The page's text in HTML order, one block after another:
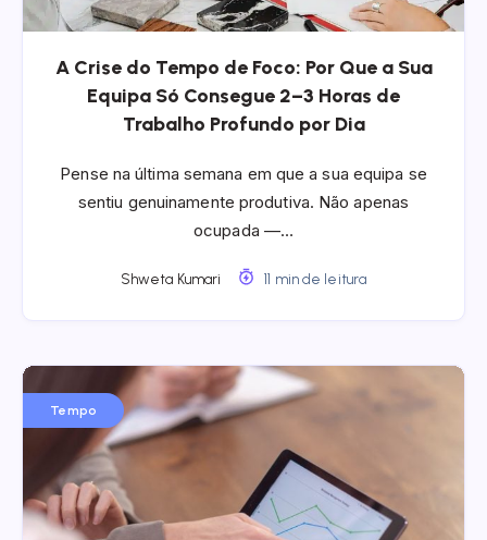
A Crise do Tempo de Foco: Por Que a Sua
Equipa Só Consegue 2–3 Horas de
Trabalho Profundo por Dia
Pense na última semana em que a sua equipa se
sentiu genuinamente produtiva. Não apenas
ocupada —…
Shweta Kumari 11 min de leitura
Tempo